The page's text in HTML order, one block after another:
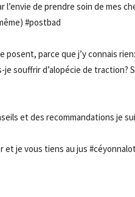
l’envie de prendre soin de mes
#postbad
parce que j’y connais
je souffrir d’alopécie de traction?
et des recommandations je
et je vous tiens au jus #céyonnalot